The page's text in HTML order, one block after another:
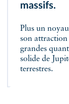
massifs.
Plus un
son attraction
grandes
solide de
terrestres.